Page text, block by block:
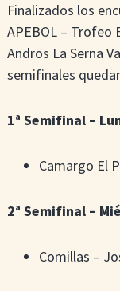
Finalizados los
APEBOL – Trofeo
Andros La Serna
semifinales
1ª Semifinal –
Camargo El
2ª Semifinal –
Comillas –